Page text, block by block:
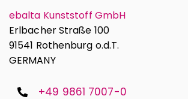
ebalta Kunststoff GmbH
Erlbacher Straße 100
91541 Rothenburg o.d.T.
GERMANY
+49 9861 7007-0